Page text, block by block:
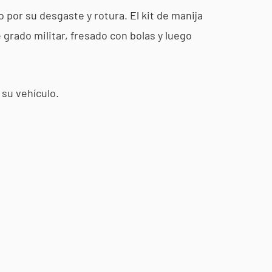
por su desgaste y rotura. El kit de manija
militar, fresado con bolas y luego
vehículo.